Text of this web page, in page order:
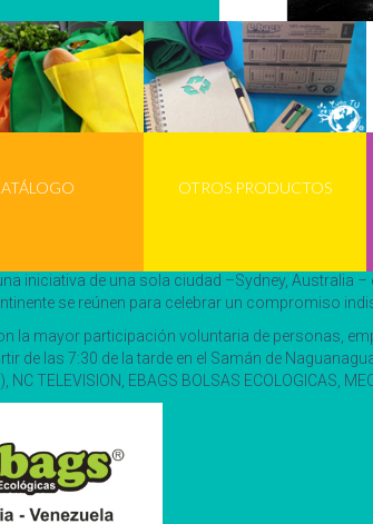
OTROS PRODUCTOS
Naguanagua se hará presente nuevamente La
iniciativa de una sola ciudad –Sydney, Australia
se reúnen para celebrar un compromiso
la mayor participación voluntaria de personas,
de las 7:30 de la tarde en el Samán de
TELEVISION, EBAGS BOLSAS ECOLOGICAS,